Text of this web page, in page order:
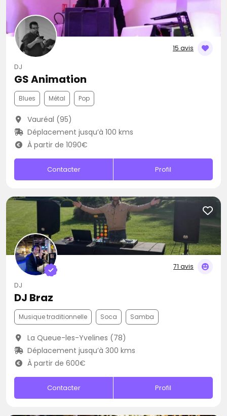
15 avis
DJ
GS Animation
Blues Métal Pop
Vauréal (95)
Déplacement jusqu’à 100 kms
À partir de 1090€
Contacter Profil
71 avis
DJ
DJ Braz
Musique traditionnelle Soca Samba
La Queue-les-Yvelines (78)
Déplacement jusqu’à 300 kms
À partir de 600€
Contacter Profil